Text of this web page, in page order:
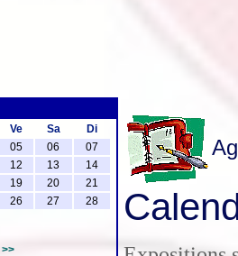
Ve Sa
Di
05 06
07
12 13
14
19 20
21
26 27
28
>>